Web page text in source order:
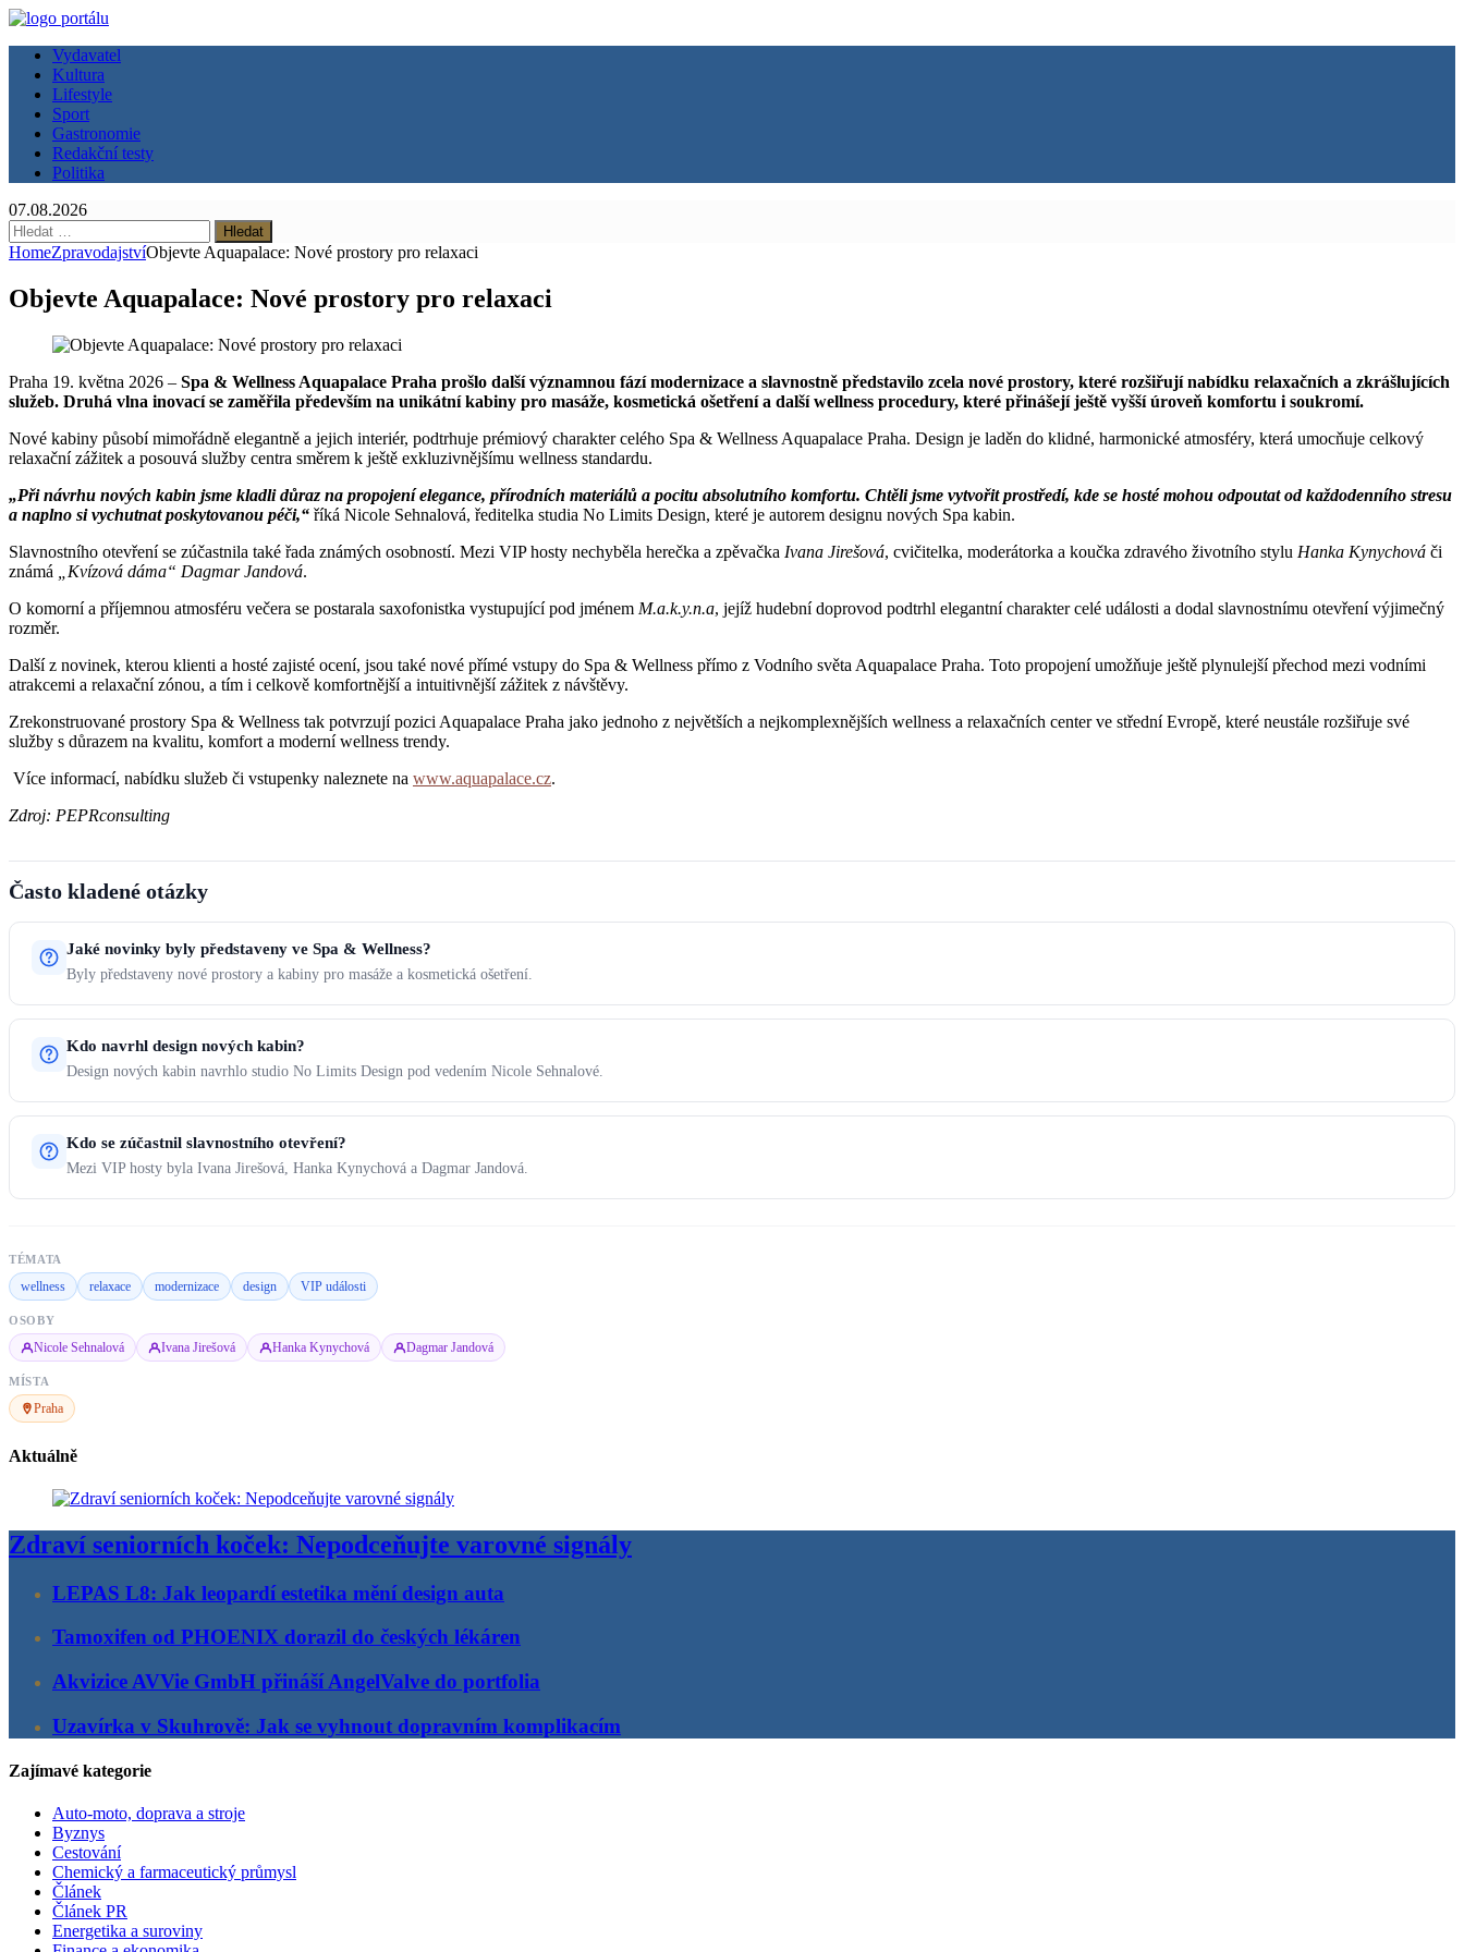
Vydavatel
Kultura
Lifestyle
Sport
Gastronomie
Redakční testy
Politika
07.08.2026
Vyhledávání
HomeZpravodajstvíObjevte Aquapalace: Nové prostory pro relaxaci
Objevte Aquapalace: Nové prostory pro relaxaci
Praha 19. května 2026 – Spa & Wellness Aquapalace Praha prošlo další významnou fází modernizace a slavnostně představilo zcela nové prostory, které rozšiřují nabídku relaxačních a zkrášlujících
služeb. Druhá vlna inovací se zaměřila především na unikátní kabiny pro masáže, kosmetická ošetření a další wellness procedury, které přinášejí ještě vyšší úroveň komfortu i soukromí.
Nové kabiny působí mimořádně elegantně a jejich interiér, podtrhuje prémiový charakter celého Spa & Wellness Aquapalace Praha. Design je laděn do klidné, harmonické atmosféry, která umocňuje celkový
relaxační zážitek a posouvá služby centra směrem k ještě exkluzivnějšímu wellness standardu.
„Při návrhu nových kabin jsme kladli důraz na propojení elegance, přírodních materiálů a pocitu absolutního komfortu. Chtěli jsme vytvořit prostředí, kde se hosté mohou odpoutat od každodenního stresu
a naplno si vychutnat poskytovanou péči,“ říká Nicole Sehnalová, ředitelka studia No Limits Design, které je autorem designu nových Spa kabin.
Slavnostního otevření se zúčastnila také řada známých osobností. Mezi VIP hosty nechyběla herečka a zpěvačka Ivana Jirešová, cvičitelka, moderátorka a koučka zdravého životního stylu Hanka Kynychová či
známá
„Kvízová dáma“ Dagmar Jandová.
O komorní a příjemnou atmosféru večera se postarala saxofonistka vystupující pod jménem M.a.k.y.n.a, jejíž hudební doprovod podtrhl elegantní charakter celé události a dodal slavnostnímu otevření výjimečný
rozměr.
Další z novinek, kterou klienti a hosté zajisté ocení, jsou také nové přímé vstupy do Spa & Wellness přímo z Vodního světa Aquapalace Praha. Toto propojení umožňuje ještě plynulejší přechod mezi vodními
atrakcemi a relaxační zónou, a tím i celkově komfortnější a intuitivnější zážitek z návštěvy.
Zrekonstruované prostory Spa & Wellness tak potvrzují pozici Aquapalace Praha jako jednoho z největších a nejkomplexnějších wellness a relaxačních center ve střední Evropě, které neustále rozšiřuje své
služby s důrazem na kvalitu, komfort a moderní wellness trendy.
Více informací, nabídku služeb či vstupenky naleznete na www.aquapalace.cz.
Zdroj: PEPRconsulting
Často kladené otázky
Jaké novinky byly představeny ve Spa & Wellness?
Byly představeny nové prostory a kabiny pro masáže a kosmetická ošetření.
Kdo navrhl design nových kabin?
Design nových kabin navrhlo studio No Limits Design pod vedením Nicole Sehnalové.
Kdo se zúčastnil slavnostního otevření?
Mezi VIP hosty byla Ivana Jirešová, Hanka Kynychová a Dagmar Jandová.
TÉMATA
wellness relaxace modernizace design VIP události
OSOBY
Nicole Sehnalová Ivana Jirešová Hanka Kynychová Dagmar Jandová
MÍSTA
Praha
Aktuálně
Zdraví seniorních koček: Nepodceňujte varovné signály
LEPAS L8: Jak leopardí estetika mění design auta
Tamoxifen od PHOENIX dorazil do českých lékáren
Akvizice AVVie GmbH přináší AngelValve do portfolia
Uzavírka v Skuhrově: Jak se vyhnout dopravním komplikacím
Zajímavé kategorie
Auto-moto, doprava a stroje
Byznys
Cestování
Chemický a farmaceutický průmysl
Článek
Článek PR
Energetika a suroviny